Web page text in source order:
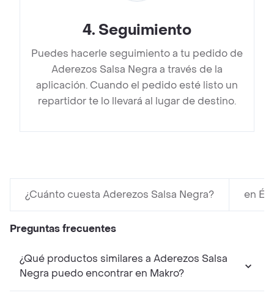
4. Seguimiento
Puedes hacerle seguimiento a tu pedido de
Aderezos Salsa Negra a través de la
aplicación. Cuando el pedido esté listo un
repartidor te lo llevará al lugar de destino.
¿Cuánto cuesta Aderezos Salsa Negra? en
Preguntas frecuentes
¿Qué productos similares a Aderezos Salsa
Negra puedo encontrar en Makro?